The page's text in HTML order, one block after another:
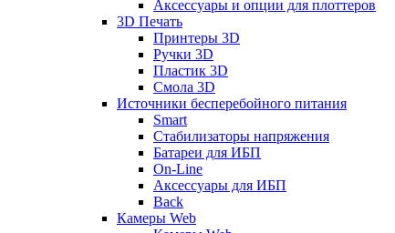
Аксессуары и опции для плоттеров
3D Печать
Принтеры 3D
Ручки 3D
Пластик 3D
Смола 3D
Источники бесперебойного питания
Smart
Стабилизаторы напряжения
Батареи для ИБП
On-Line
Аксессуары для ИБП
Back
Камеры Web